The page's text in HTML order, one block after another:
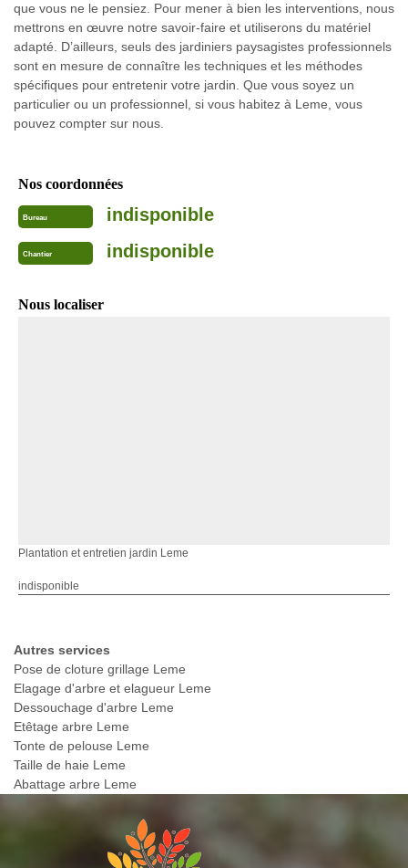
que vous ne le pensiez. Pour mener à bien les interventions, nous
mettrons en œuvre notre savoir-faire et utiliserons du matériel
adapté. D’ailleurs, seuls des jardiniers paysagistes professionnels
sont en mesure de connaître les techniques et les méthodes
spécifiques pour entretenir votre jardin. Que vous soyez un
particulier ou un professionnel, si vous habitez à Leme, vous
pouvez compter sur nous.
Nos coordonnées
Bureau indisponible
Chantier indisponible
Nous localiser
Plantation et entretien jardin Leme
indisponible
Autres services
Pose de cloture grillage Leme
Elagage d'arbre et elagueur Leme
Dessouchage d'arbre Leme
Etêtage arbre Leme
Tonte de pelouse Leme
Taille de haie Leme
Abattage arbre Leme